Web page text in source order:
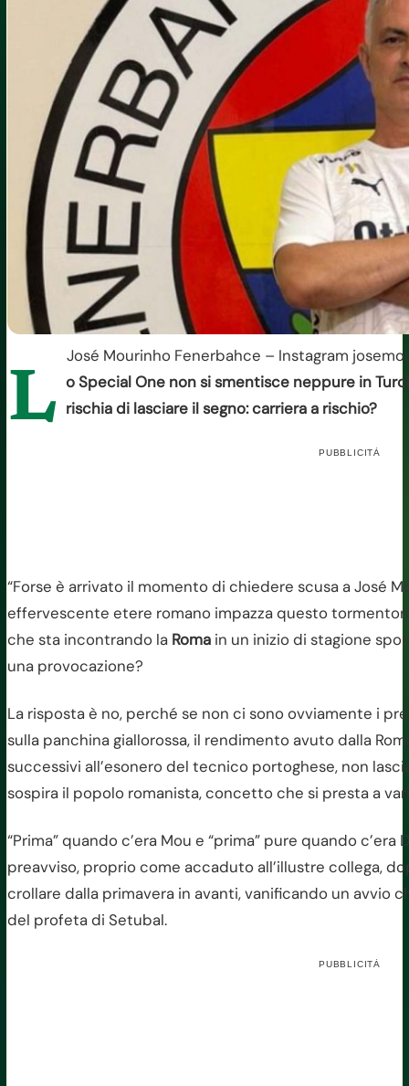
José Mourinho Fenerbahce – Instagram
L o Special One non si smentisce neppure in
rischia di lasciare il segno: carriera a rischio?
PUBBLICITÀ
“Forse è arrivato il momento di chiedere scusa a José
effervescente etere romano impazza questo
che sta incontrando la Roma in un inizio di stagione
una provocazione?
La risposta è no, perché se non ci sono ovviamente i
sulla panchina giallorossa, il rendimento avuto dalla
successivi all’esonero del tecnico portoghese, non
sospira il popolo romanista, concetto che si presta a
“Prima” quando c’era Mou e “prima” pure quando
preavviso, proprio come accaduto all’illustre collega,
crollare dalla primavera in avanti, vanificando un avvio
del profeta di Setubal.
PUBBLICITÀ